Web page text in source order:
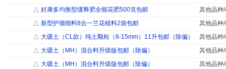
△ 好康多均衡型缓释肥全能花肥500克包邮
其他品种
△ 新型护颈细料8合一兰花植料2袋包邮
其他品种
△ 大疆土（CL款）纯土颗粒（8-15mm）11升包邮（除偏）
其他品种
△ 大疆土（MH）混合料升级版包邮（除偏）
其他品种
△ 大疆土（MH）混合料升级版包邮（除偏）
其他品种